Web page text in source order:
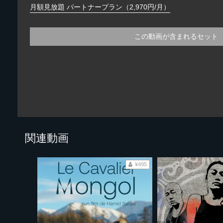
月額見放題 パートナープラン（2,970円/月）
この動画が含まれるセット
関連動画
¥495